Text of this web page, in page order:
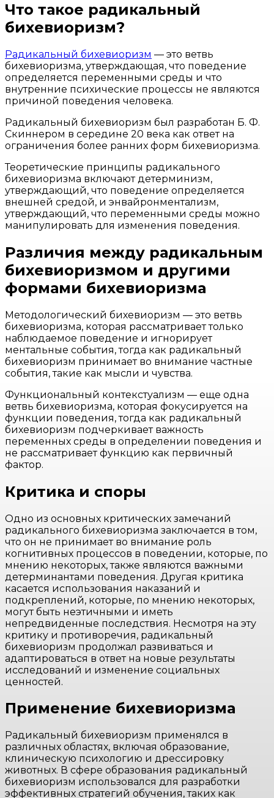
Что такое радикальный
бихевиоризм?
Радикальный бихевиоризм — это ветвь
бихевиоризма, утверждающая, что поведение
определяется переменными среды и что
внутренние психические процессы не являются
причиной поведения человека.
Радикальный бихевиоризм был разработан Б. Ф.
Скиннером в середине 20 века как ответ на
ограничения более ранних форм бихевиоризма.
Теоретические принципы радикального
бихевиоризма включают детерминизм,
утверждающий, что поведение определяется
внешней средой, и энвайронментализм,
утверждающий, что переменными среды можно
манипулировать для изменения поведения.
Различия между радикальным
бихевиоризмом и другими
формами бихевиоризма
Методологический бихевиоризм — это ветвь
бихевиоризма, которая рассматривает только
наблюдаемое поведение и игнорирует
ментальные события, тогда как радикальный
бихевиоризм принимает во внимание частные
события, такие как мысли и чувства.
Функциональный контекстуализм — еще одна
ветвь бихевиоризма, которая фокусируется на
функции поведения, тогда как радикальный
бихевиоризм подчеркивает важность
переменных среды в определении поведения и
не рассматривает функцию как первичный
фактор.
Критика и споры
Одно из основных критических замечаний
радикального бихевиоризма заключается в том,
что он не принимает во внимание роль
когнитивных процессов в поведении, которые, по
мнению некоторых, также являются важными
детерминантами поведения. Другая критика
касается использования наказаний и
подкреплений, которые, по мнению некоторых,
могут быть неэтичными и иметь
непредвиденные последствия. Несмотря на эту
критику и противоречия, радикальный
бихевиоризм продолжал развиваться и
адаптироваться в ответ на новые результаты
исследований и изменение социальных
ценностей.
Применение бихевиоризма
Радикальный бихевиоризм применялся в
различных областях, включая образование,
клиническую психологию и дрессировку
животных. В сфере образования радикальный
бихевиоризм использовался для разработки
эффективных стратегий обучения, таких как